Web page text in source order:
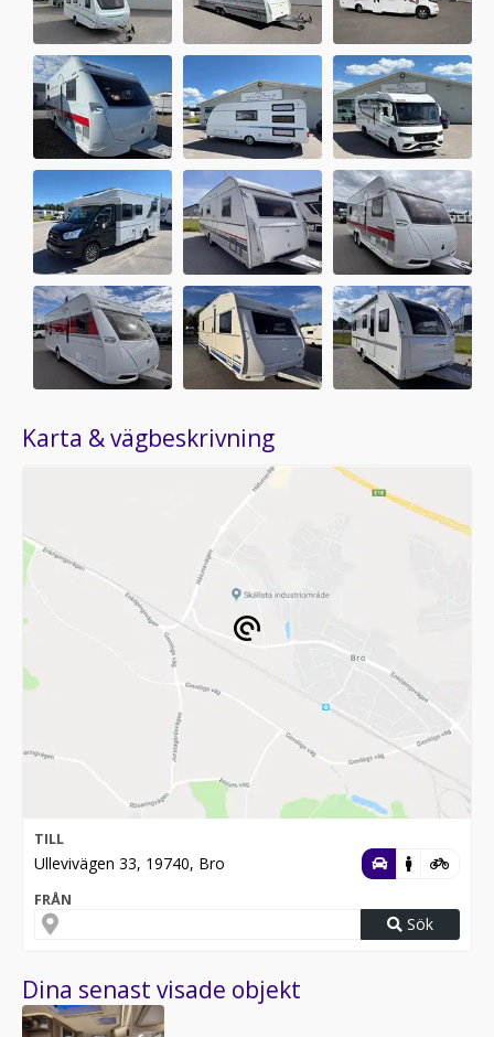
Karta & vägbeskrivning
TILL
Ullevivägen 33, 19740, Bro
FRÅN
Sök
Dina senast visade objekt